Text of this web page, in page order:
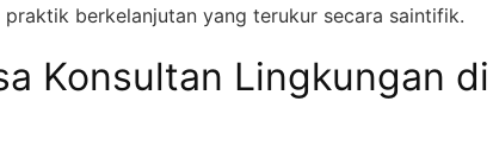
berkelanjutan yang terukur secara saintifik.
Konsultan Lingkungan